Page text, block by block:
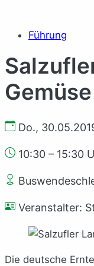
Führung
Gemüse
Do.,
10:30 – 15:30
Veranstalter:
Die deutsche